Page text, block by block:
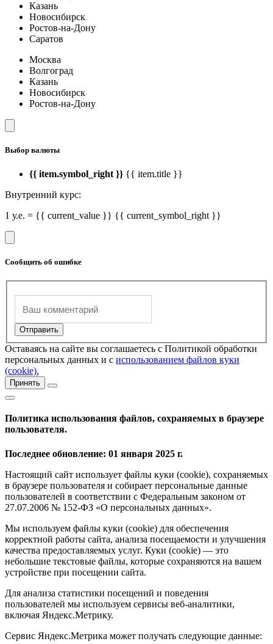
Казань
Новосибирск
Ростов-на-Дону
Саратов
Москва
Волгоград
Казань
Новосибирск
Ростов-на-Дону
Выбор валюты
{{ item.symbol_right }} {{ item.title }}
Внутренний курс:
1 у.е. = {{ current_value }} {{ current_symbol_right }}
Сообщить об ошибке
Оставаясь на сайте вы соглашаетесь с Политикой обработки
персональных данных и с использованием файлов куки
(cookie).
Принять
Политика использования файлов, сохраняемых в браузере
пользователя.
Последнее обновление: 01 января 2025 г.
Настоящий сайт использует файлы куки (cookie), сохраняемых
в браузере пользователя и собирает персональные данные
пользователей в соответствии с Федеральным законом от
27.07.2006 № 152-ФЗ «О персональных данных».
Мы используем файлы куки (cookie) для обеспечения
корректной работы сайта, анализа посещаемости и улучшения
качества предоставляемых услуг. Куки (cookie) — это
небольшие текстовые файлы, которые сохраняются на вашем
устройстве при посещении сайта.
Для анализа статистики посещений и поведения
пользователей мы используем сервисы веб-аналитики,
включая Яндекс.Метрику.
Сервис Яндекс.Метрика может получать следующие данные: